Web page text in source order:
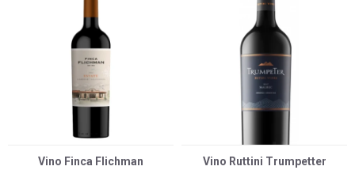
Vino Finca Flichman
Vino Ruttini Trumpetter